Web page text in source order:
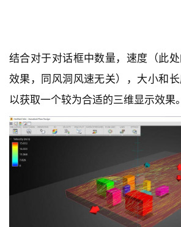
结合对于对话框中数量，速度（此
效果，同风洞风速无关），大小和
以获取一个较为合适的三维显示效果。